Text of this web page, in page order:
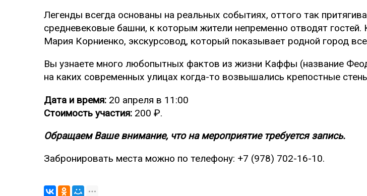
Легенды всегда основаны на реальных событиях, оттого так
средневековые башни, к которым жители непременно отводят
Мария Корниенко, экскурсовод, который показывает родной город
Вы узнаете много любопытных фактов из жизни Каффы (название
на каких современных улицах когда-то возвышались крепостные
Дата и время: 20 апреля в 11:00
Стоимость участия: 200 ₽.
Обращаем Ваше внимание, что на мероприятие требуется запись.
Забронировать места можно по телефону: +7 (978) 702-16-10.